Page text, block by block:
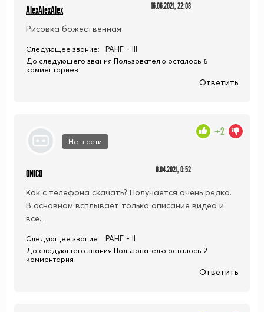
AlexAlexAlex 16.06.2021, 22:08
Рисовка божественная
Следующее звание: РАНГ - III
До следующего звания Пользователю осталось 6
комментариев
Ответить
Не в сети
ONiCO 6.04.2021, 0:52
Как с телефона скачать? Получается очень редко.
В основном всплывает только описание видео и
все...
+2
Следующее звание: РАНГ - II
До следующего звания Пользователю осталось 2
комментария
Ответить